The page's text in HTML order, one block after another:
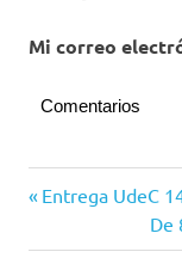
Mi correo
Comentarios
de
Entrada
Entrega UdeC
De